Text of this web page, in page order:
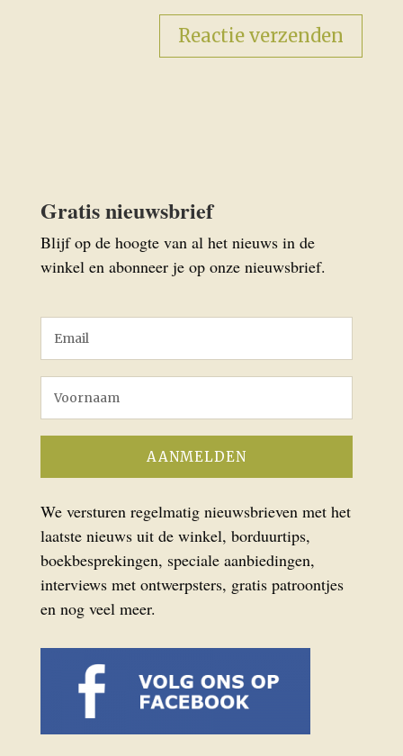
Gratis nieuwsbrief
Blijf op de hoogte van al het nieuws in de
winkel en abonneer je op onze nieuwsbrief.
We versturen regelmatig nieuwsbrieven met het
laatste nieuws uit de winkel, borduurtips,
boekbesprekingen, speciale aanbiedingen,
interviews met ontwerpsters, gratis patroontjes
en nog veel meer.